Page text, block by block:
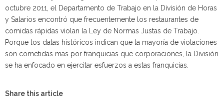
octubre 2011, el Departamento de Trabajo en la División de Horas
y Salarios encontró que frecuentemente los restaurantes de
comidas rápidas violan la Ley de Normas Justas de Trabajo.
Porque los datas históricos indican que la mayoría de violaciones
son cometidas mas por franquicias que corporaciones, la División
se ha enfocado en ejercitar esfuerzos a estas franquicias.
Share this article